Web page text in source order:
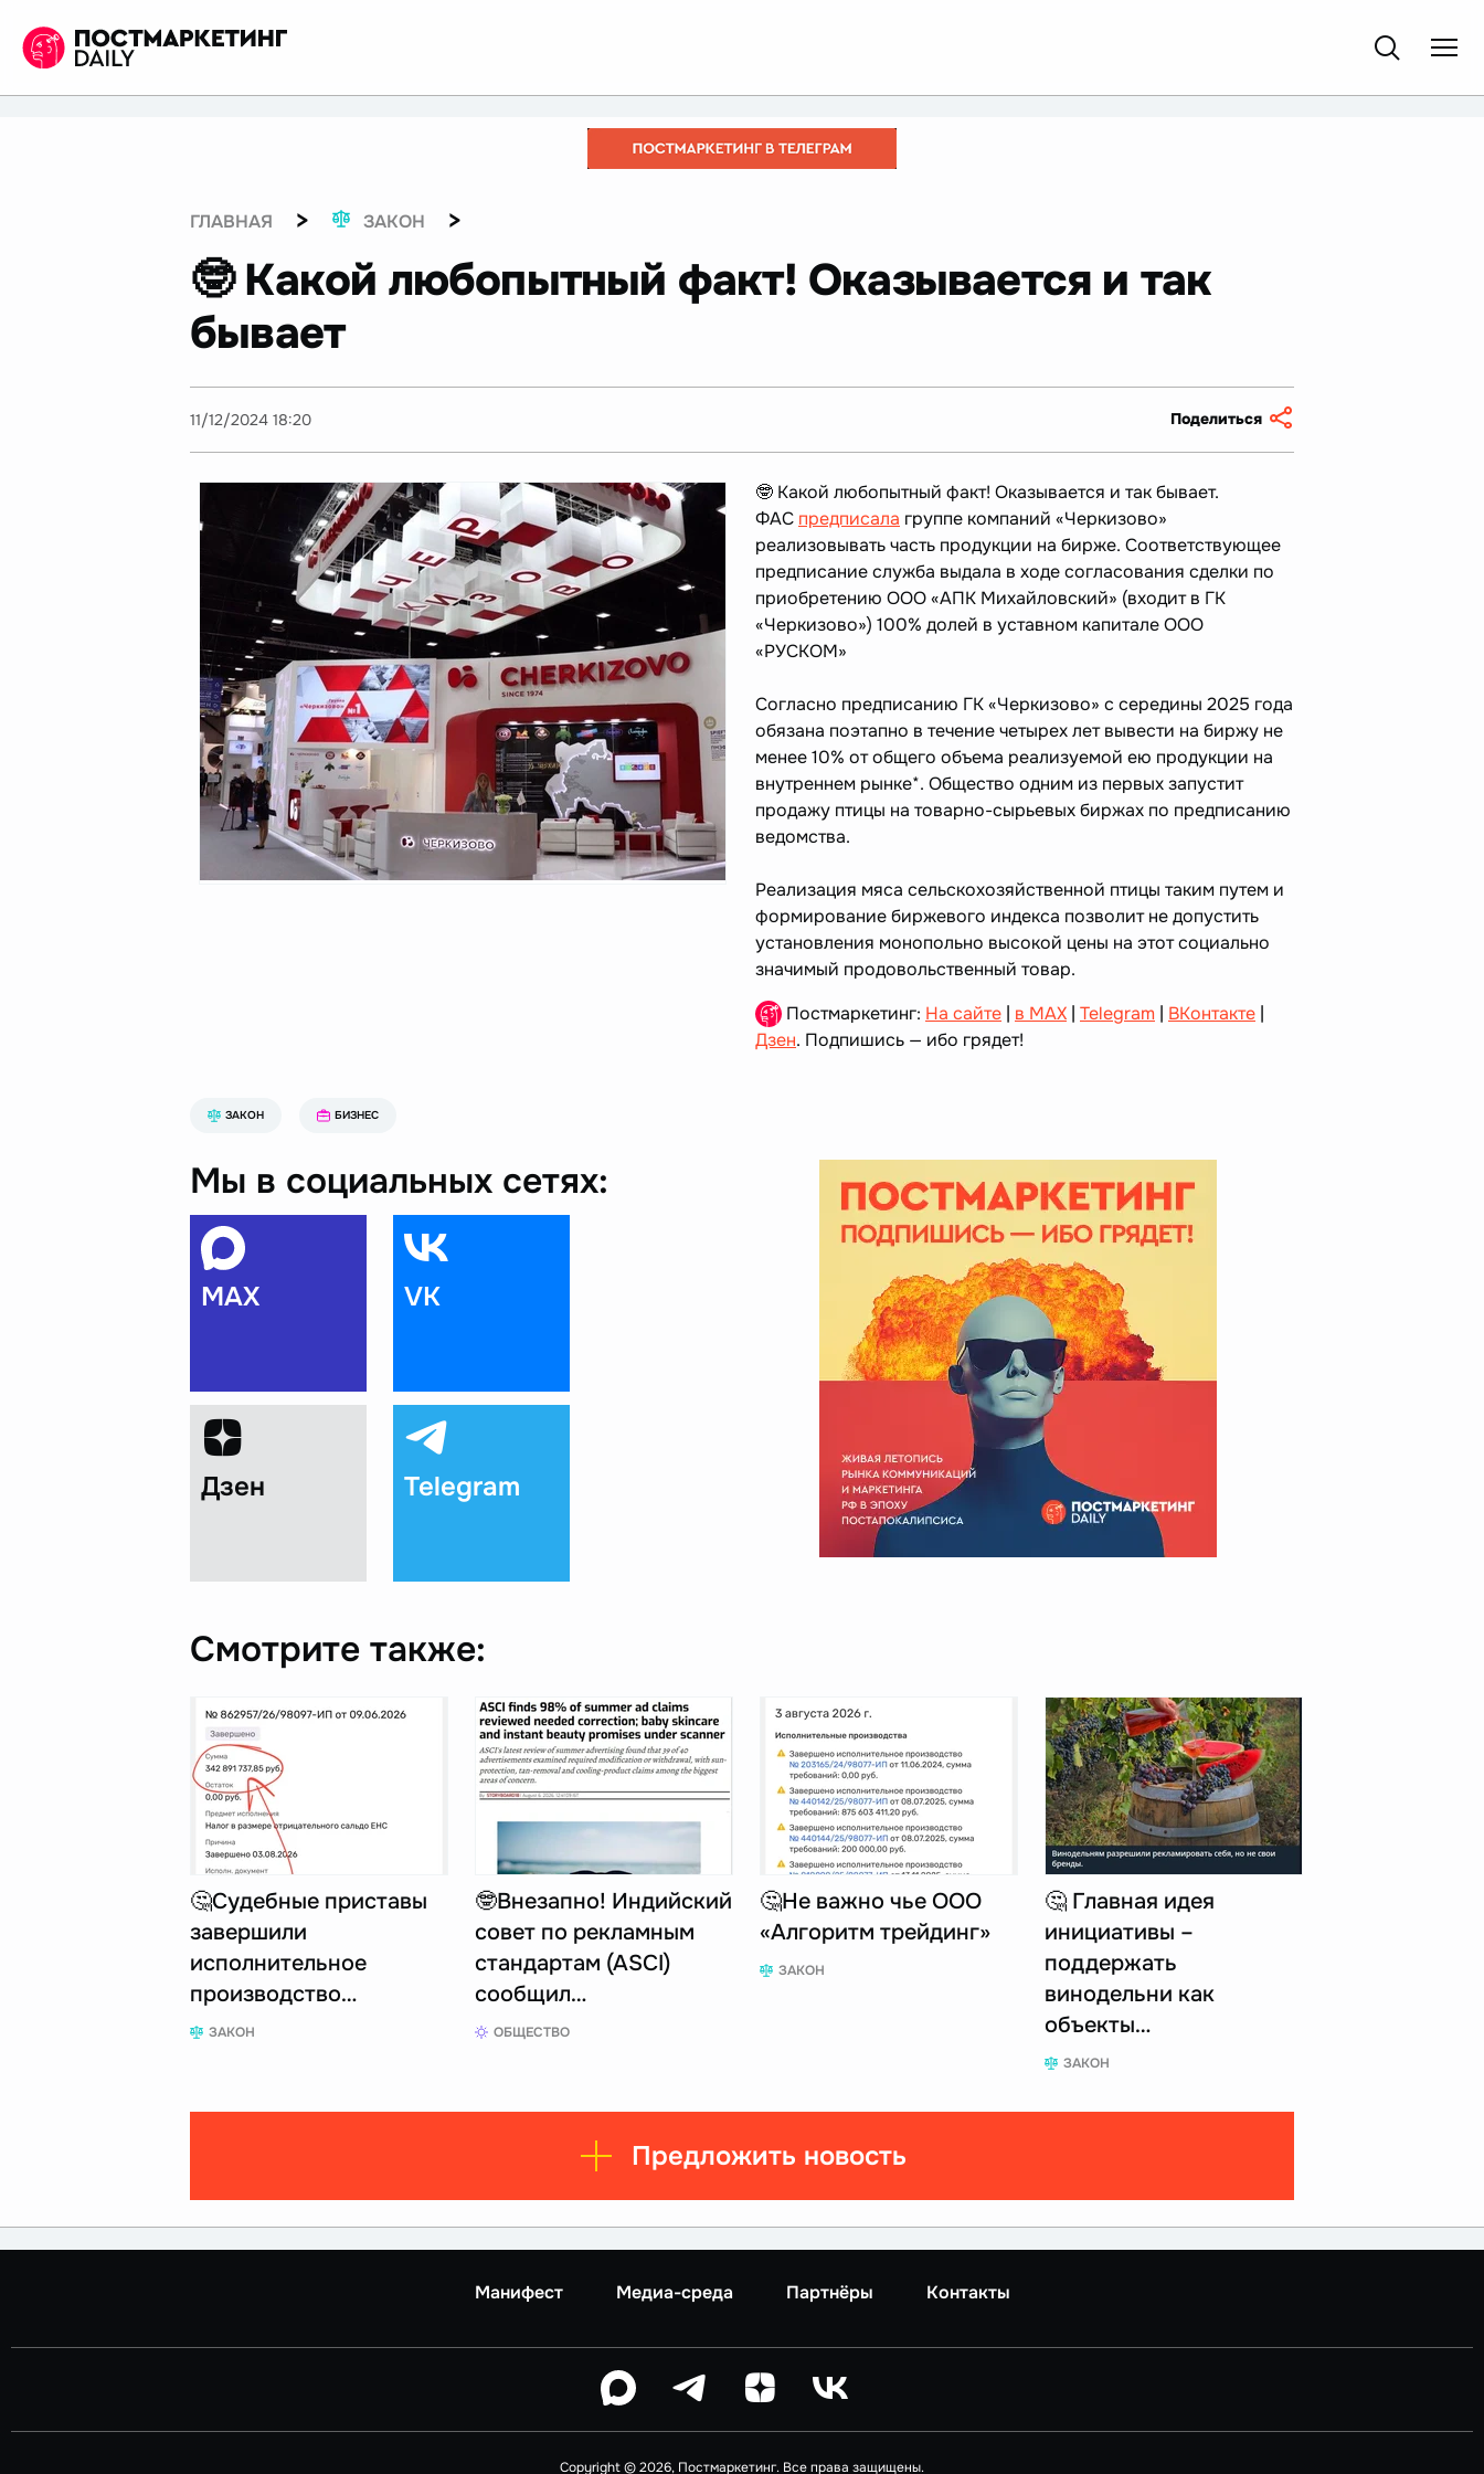
ГЛАВНАЯ > ЗАКОН >
🤓 Какой любопытный факт! Оказывается и так
бывает
11/12/2024 18:20 Поделиться
🤓 Какой любопытный факт! Оказывается и так бывает.
ФАС предписала группе компаний «Черкизово»
реализовывать часть продукции на бирже. Соответствующее
предписание служба выдала в ходе согласования сделки по
приобретению ООО «АПК Михайловский» (входит в ГК
«Черкизово») 100% долей в уставном капитале ООО
«РУСКОМ»
Согласно предписанию ГК «Черкизово» с середины 2025 года
обязана поэтапно в течение четырех лет вывести на биржу не
менее 10% от общего объема реализуемой ею продукции на
внутреннем рынке*. Общество одним из первых запустит
продажу птицы на товарно-сырьевых биржах по предписанию
ведомства.
Реализация мяса сельскохозяйственной птицы таким путем и
формирование биржевого индекса позволит не допустить
установления монопольно высокой цены на этот социально
значимый продовольственный товар.
Постмаркетинг: На сайте | в MAX | Telegram | ВКонтакте |
Дзен. Подпишись — ибо грядет!
ЗАКОН БИЗНЕС
Мы в социальных сетях:
MAX VK
Дзен Telegram
Смотрите также:
🤔Судебные приставы
завершили
исполнительное
производство…
ЗАКОН
🤓Внезапно! Индийский
совет по рекламным
стандартам (ASCI)
сообщил…
ОБЩЕСТВО
🤔Не важно чье ООО
«Алгоритм трейдинг»
ЗАКОН
🤔 Главная идея
инициативы –
поддержать
винодельни как
объекты…
ЗАКОН
Предложить новость
Манифест Медиа-среда Партнёры Контакты
Copyright © 2026, Постмаркетинг. Все права защищены.